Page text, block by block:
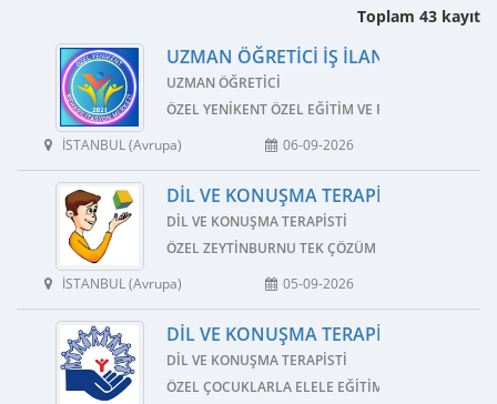
Toplam 43 kayıt
UZMAN ÖĞRETICI İŞ İLANI
UZMAN ÖĞRETICI
ÖZEL YENIKENT ÖZEL EĞITIM VE REHABILITASYON
İSTANBUL (Avrupa)
06-09-2026
DIL VE KONUŞMA TERAPISTI İŞ İLANI
DIL VE KONUŞMA TERAPISTI
ÖZEL ZEYTINBURNU TEK ÇÖZÜM ÖZEL EĞITIM VE
İSTANBUL (Avrupa)
05-09-2026
DIL VE KONUŞMA TERAPISTI İŞ İLANI
DIL VE KONUŞMA TERAPISTI
ÖZEL ÇOCUKLARLA ELELE EĞITIM VE